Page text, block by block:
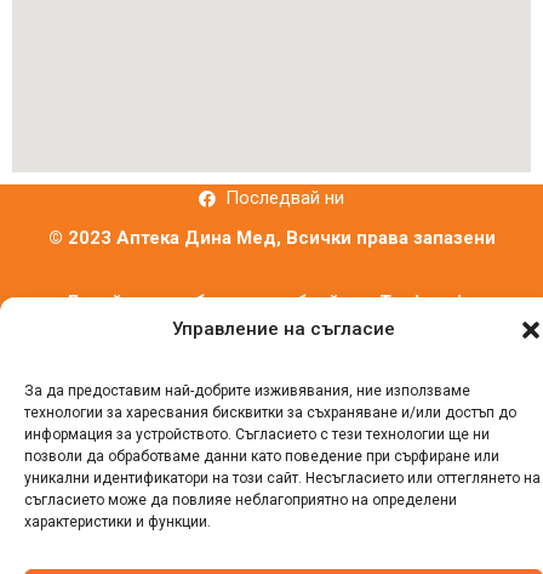
Управление на съгласие
За да предоставим най-добрите изживявания, ние използваме
технологии за харесвания бисквитки за съхраняване и/или достъп до
информация за устройството. Съгласието с тези технологии ще ни
позволи да обработваме данни като поведение при сърфиране или
уникални идентификатори на този сайт. Несъгласието или оттеглянето на
съгласието може да повлияе неблагоприятно на определени
характеристики и функции.
Последвай ни
© 2023 Аптека Дина Мед, Всички права запазени
Дизайн и изработка на уебсайт отTradeon.bg